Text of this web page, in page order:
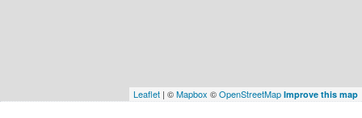
Leaflet | ©Mapbox ©OpenStreetMap Improve this map